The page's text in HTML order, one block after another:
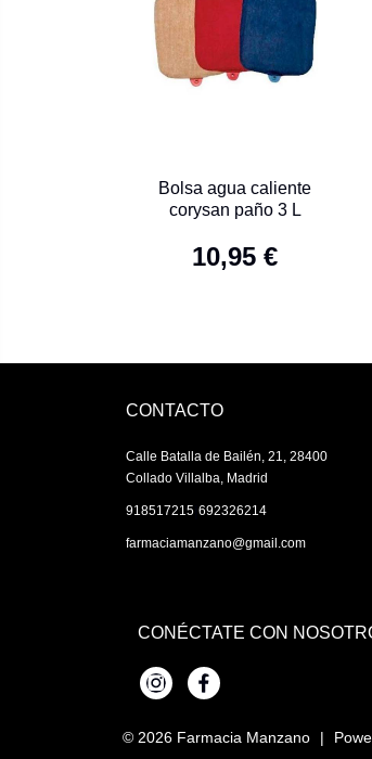
Bolsa agua caliente
corysan paño 3 L
10,95 €
CONTACTO
Calle Batalla de Bailén, 21, 28400
Collado Villalba, Madrid
918517215 692326214
farmaciamanzano@gmail.com
CONÉCTATE CON
InstagramFacebook
© 2026 Farmacia Manzano |